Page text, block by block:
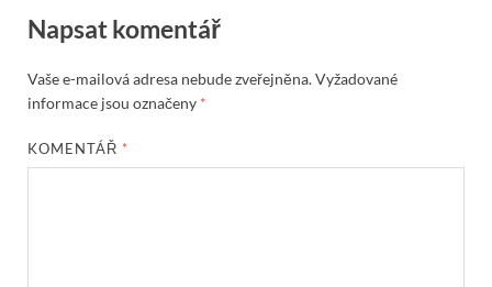
Napsat komentář
Vaše e-mailová adresa nebude zveřejněna.Vyžadované
informace jsou označeny *
KOMENTÁŘ *